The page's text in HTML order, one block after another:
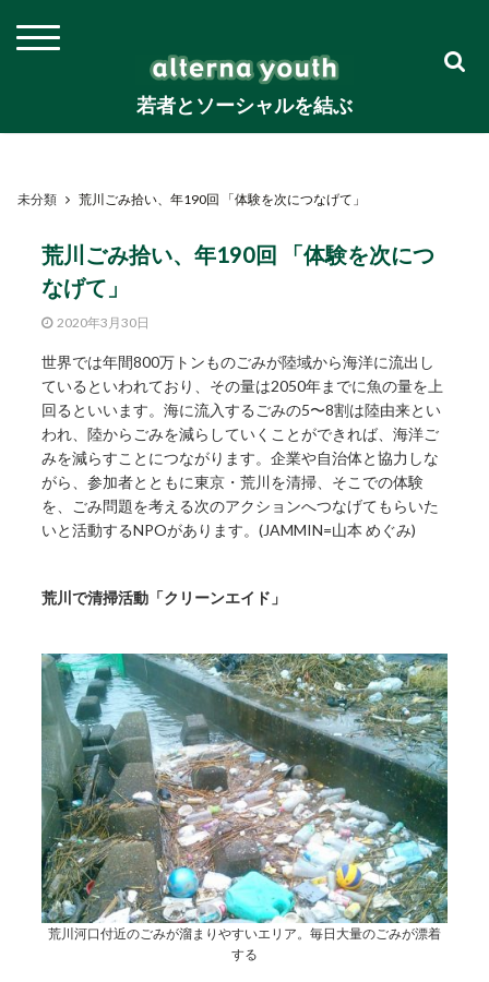
若者とソーシャルを結ぶ
未分類 荒川ごみ拾い、年190回 「体験を次につなげて」
荒川ごみ拾い、年190回 「体験を次につ
なげて」
2020年3月30日
世界では年間800万トンものごみが陸域から海洋に流出し
ているといわれており、その量は2050年までに魚の量を上
回るといいます。海に流入するごみの5〜8割は陸由来とい
われ、陸からごみを減らしていくことができれば、海洋ご
みを減らすことにつながります。企業や自治体と協力しな
がら、参加者とともに東京・荒川を清掃、そこでの体験
を、ごみ問題を考える次のアクションへつなげてもらいた
いと活動するNPOがあります。(JAMMIN=山本 めぐみ)
荒川で清掃活動「クリーンエイド」
荒川河口付近のごみが溜まりやすいエリア。毎日大量のごみが漂着
する